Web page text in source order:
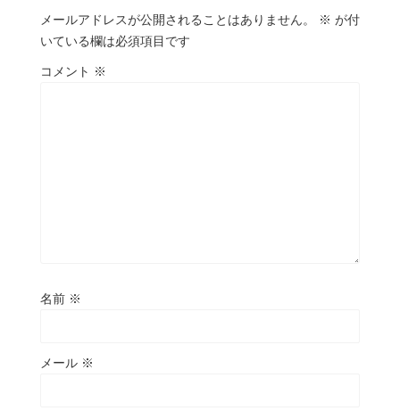
メールアドレスが公開されることはありません。 ※ が付
いている欄は必須項目です
コメント ※
名前 ※
メール ※